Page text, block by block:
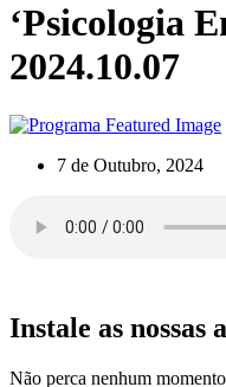
‘Psicologia
2024.10.07
7 de Outubro, 2024
Instale as nossas
Não perca nenhum